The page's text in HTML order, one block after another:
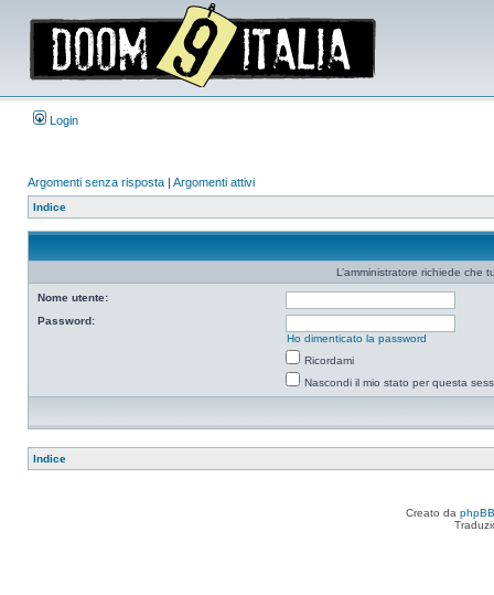
Login
Argomenti senza risposta | Argomenti attivi
Indice
L’amministratore richiede che
Nome utente:
Password:
Ho dimenticato la password
Ricordami
Nascondi il mio stato per questa
Indice
Creato da phpBB